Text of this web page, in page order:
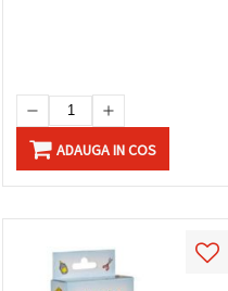
ADAUGA IN COS